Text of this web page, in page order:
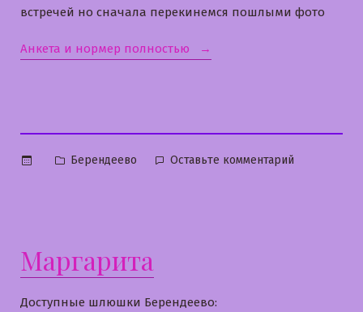
встречей но сначала перекинемся пошлыми фото
Анкета и нормер полностью «Машулька»
Опубликовано
Берендеево Оставьте комментарий
Маргарита
Доступные шлюшки Берендеево: